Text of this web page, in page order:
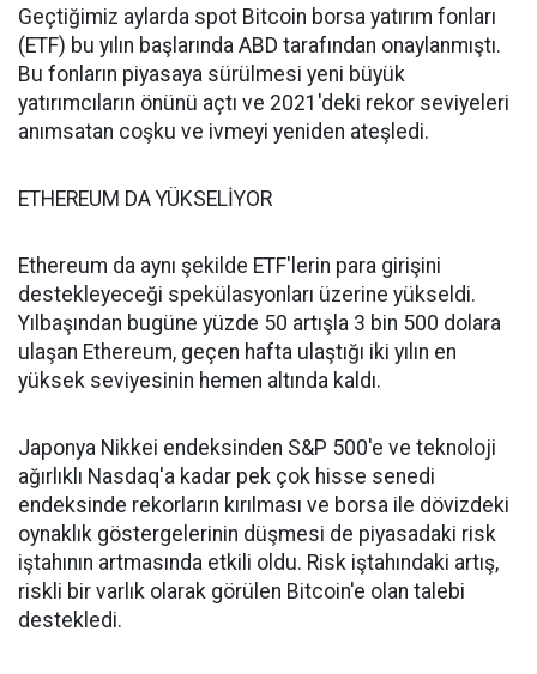
Geçtiğimiz aylarda spot Bitcoin borsa yatırım fonları
(ETF) bu yılın başlarında ABD tarafından onaylanmıştı.
Bu fonların piyasaya sürülmesi yeni büyük
yatırımcıların önünü açtı ve 2021'deki rekor seviyeleri
anımsatan coşku ve ivmeyi yeniden ateşledi.
ETHEREUM DA YÜKSELİYOR
Ethereum da aynı şekilde ETF'lerin para girişini
destekleyeceği spekülasyonları üzerine yükseldi.
Yılbaşından bugüne yüzde 50 artışla 3 bin 500 dolara
ulaşan Ethereum, geçen hafta ulaştığı iki yılın en
yüksek seviyesinin hemen altında kaldı.
Japonya Nikkei endeksinden S&P 500'e ve teknoloji
ağırlıklı Nasdaq'a kadar pek çok hisse senedi
endeksinde rekorların kırılması ve borsa ile dövizdeki
oynaklık göstergelerinin düşmesi de piyasadaki risk
iştahının artmasında etkili oldu. Risk iştahındaki artış,
riskli bir varlık olarak görülen Bitcoin'e olan talebi
destekledi.